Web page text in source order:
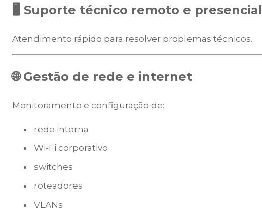
🖥️ Suporte técnico remoto e presencial
Atendimento rápido para resolver problemas técnicos.
🌐 Gestão de rede e internet
Monitoramento e configuração de:
rede interna
Wi-Fi corporativo
switches
roteadores
VLANs